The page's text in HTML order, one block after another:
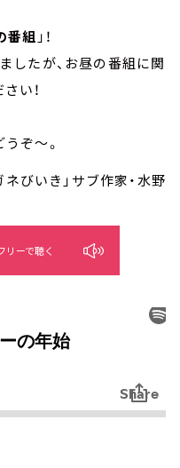
番組 」！
したが、お昼の番組に関
い！
ぞ～。
びいき」サブ作家・水野
リーで聴く